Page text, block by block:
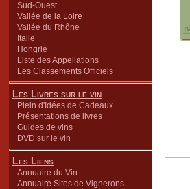
Sud-Ouest
Vallée de la Loire
Vallée du Rhône
Italie
Hongrie
Liste des Appellations
Les Classements Officiels
Les Livres sur le vin
Plein d'Idées de Cadeaux
Présentations de livres
Guides de vins
DVD sur le vin
Les Liens
Annuaire du Vin
Annuaire Sites de Vignerons